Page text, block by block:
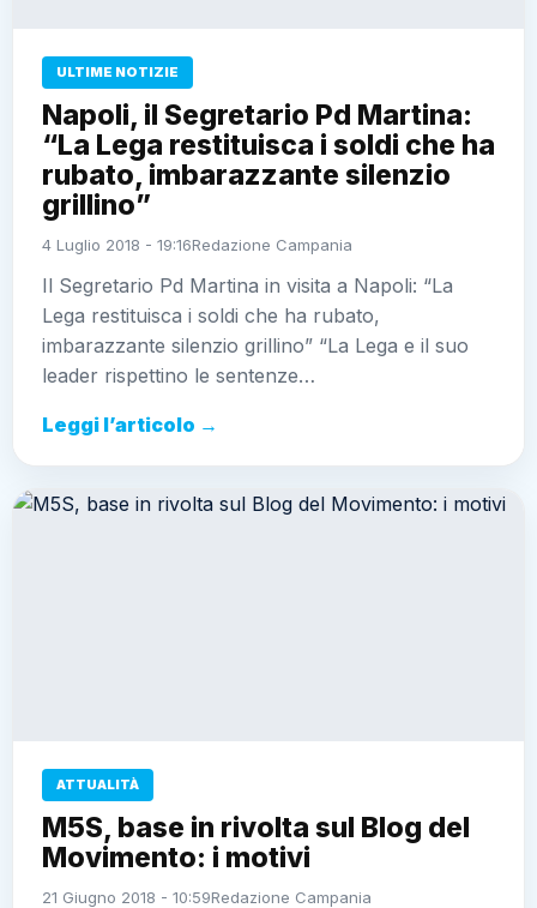
ULTIME NOTIZIE
Napoli, il Segretario Pd Martina:
“La Lega restituisca i soldi che ha
rubato, imbarazzante silenzio
grillino”
4 Luglio 2018 - 19:16Redazione Campania
Il Segretario Pd Martina in visita a Napoli: “La
Lega restituisca i soldi che ha rubato,
imbarazzante silenzio grillino” “La Lega e il suo
leader rispettino le sentenze…
Leggi l’articolo →
ATTUALITÀ
M5S, base in rivolta sul Blog del
Movimento: i motivi
21 Giugno 2018 - 10:59Redazione Campania